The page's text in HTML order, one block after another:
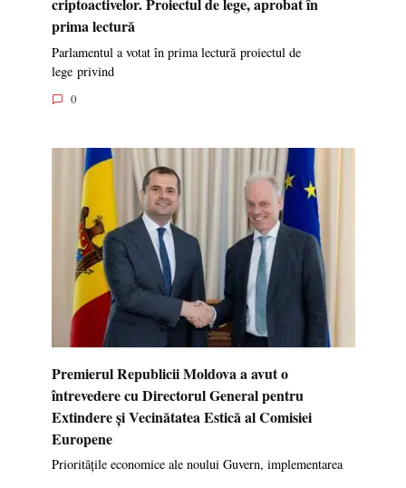
prima lectură
Parlamentul a votat în prima lectură proiectul de
lege privind
0
Premierul Republicii Moldova a avut o
întrevedere cu Directorul General pentru
Extindere și Vecinătatea Estică al Comisiei
Europene
Prioritățile economice ale noului Guvern, implementarea